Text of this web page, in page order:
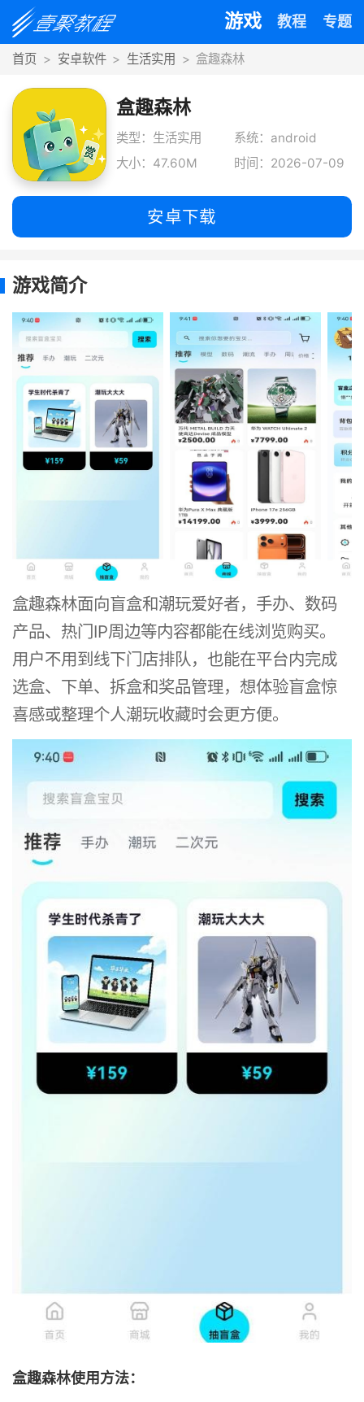
游戏 教程 专题
首页 安卓软件 生活实用 盒趣森林
盒趣森林
类型：生活实用
系统：android
大小：47.60M
时间：2026-07-09
安卓下载
游戏简介
盒趣森林面向盲盒和潮玩爱好者，手办、数码
产品、热门IP周边等内容都能在线浏览购买。
用户不用到线下门店排队，也能在平台内完成
选盒、下单、拆盒和奖品管理，想体验盲盒惊
喜感或整理个人潮玩收藏时会更方便。
盒趣森林使用方法：